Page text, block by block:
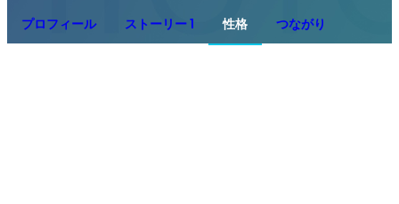
プロフィール ストーリー 1 性格 つながり